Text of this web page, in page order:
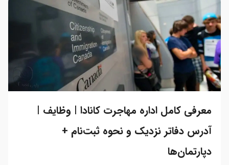
معرفی کامل اداره مهاجرت کانادا | وظایف |
آدرس دفاتر نزدیک و نحوه ثبت‌نام +
دپارتمان‌ها